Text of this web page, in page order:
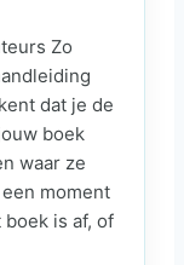
Zo
dat je de
boek
waar ze
moment
is af, of